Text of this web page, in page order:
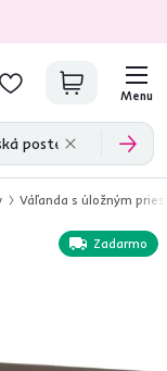
recenzií
Menu
Váľanda s úložným
Zadarmo